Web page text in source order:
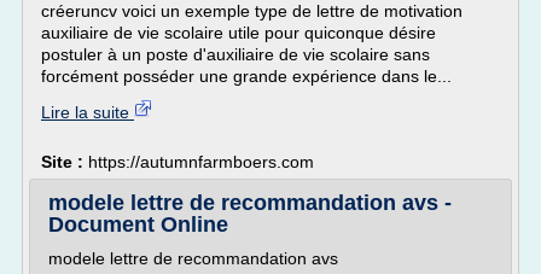
créeruncv voici un exemple type de lettre de motivation
auxiliaire de vie scolaire utile pour quiconque désire
postuler à un poste d'auxiliaire de vie scolaire sans
forcément posséder une grande expérience dans le...
Lire la suite
Site : https://autumnfarmboers.com
modele lettre de recommandation avs -
Document Online
modele lettre de recommandation avs